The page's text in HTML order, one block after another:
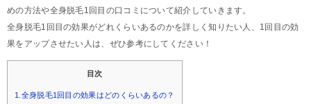
めの方法や全身脱毛1回目の口コミについて紹介していきます。
全身脱毛1回目の効果がどれくらいあるのかを詳しく知りたい人、1回目の効
果をアップさせたい人は、ぜひ参考にしてください！
目次
1.全身脱毛1回目の効果はどのくらいあるの？